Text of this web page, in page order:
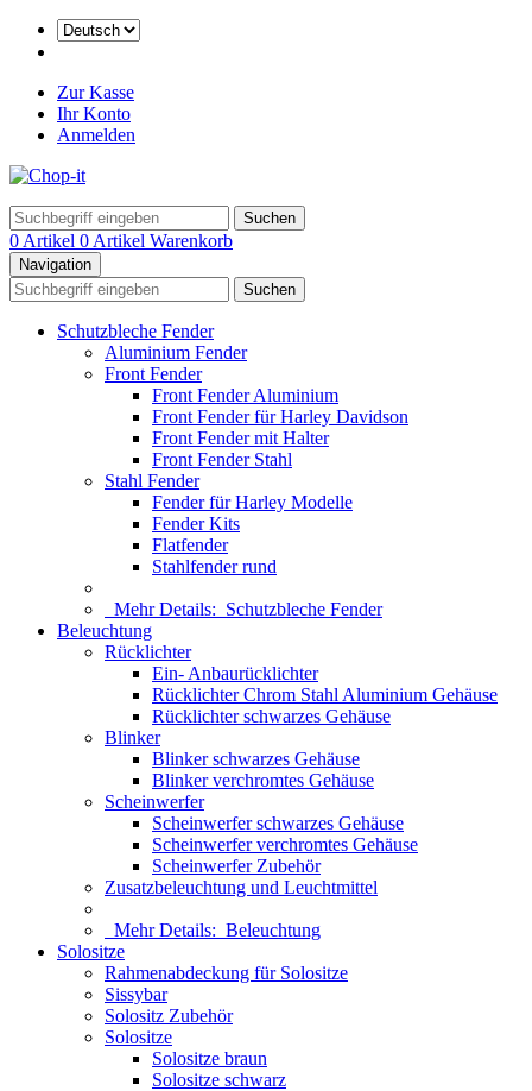
Zur Kasse
Ihr Konto
Anmelden
Suchen
0 Artikel 0 Artikel Warenkorb
Navigation
Suchen
Schutzbleche Fender
Aluminium Fender
Front Fender
Front Fender Aluminium
Front Fender für Harley Davidson
Front Fender mit Halter
Front Fender Stahl
Stahl Fender
Fender für Harley Modelle
Fender Kits
Flatfender
Stahlfender rund
Mehr Details: Schutzbleche Fender
Beleuchtung
Rücklichter
Ein- Anbaurücklichter
Rücklichter Chrom Stahl Aluminium Gehäuse
Rücklichter schwarzes Gehäuse
Blinker
Blinker schwarzes Gehäuse
Blinker verchromtes Gehäuse
Scheinwerfer
Scheinwerfer schwarzes Gehäuse
Scheinwerfer verchromtes Gehäuse
Scheinwerfer Zubehör
Zusatzbeleuchtung und Leuchtmittel
Mehr Details: Beleuchtung
Solositze
Rahmenabdeckung für Solositze
Sissybar
Solositz Zubehör
Solositze
Solositze braun
Solositze schwarz